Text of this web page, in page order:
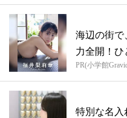
海辺の街で
力全開！ひ
PR(小学館
特別な名入